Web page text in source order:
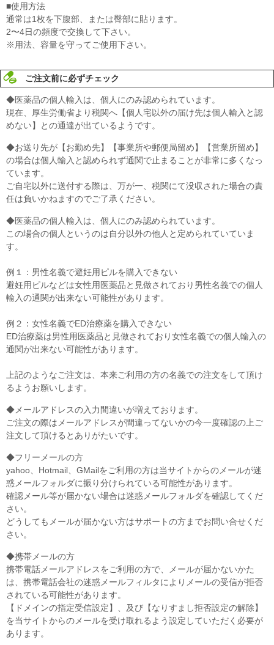
■使用方法
通常は1枚を下腹部、または臀部に貼ります。
2〜4日の頻度で交換して下さい。
※用法、容量を守ってご使用下さい。
ご注文前に必ずチェック
◆医薬品の個人輸入は、個人にのみ認められています。
現在、厚生労働省より税関へ【個人宅以外の届け先は個人輸入と認
めない】との通達が出ているようです。
◆お送り先が【お勤め先】【事業所や郵便局留め】【営業所留め】
の場合は個人輸入と認められず通関で止まることが非常に多くなっ
ています。
ご自宅以外に送付する際は、万が一、税関にて没収された場合の責
任は負いかねますのでご了承ください。
◆医薬品の個人輸入は、個人にのみ認められています。
この場合の個人というのは自分以外の他人と定められていていま
す。
例１：男性名義で避妊用ピルを購入できない
避妊用ピルなどは女性用医薬品と見做されており男性名義での個人
輸入の通関が出来ない可能性があります。
例２：女性名義でED治療薬を購入できない
ED治療薬は男性用医薬品と見做されており女性名義での個人輸入の
通関が出来ない可能性があります。
上記のようなご注文は、本来ご利用の方の名義での注文をして頂け
るようお願いします。
◆メールアドレスの入力間違いが増えております。
ご注文の際はメールアドレスが間違ってないかの今一度確認の上ご
注文して頂けるとありがたいです。
◆フリーメールの方
yahoo、Hotmail、GMailをご利用の方は当サイトからのメールが迷
惑メールフォルダに振り分けられている可能性があります。
確認メール等が届かない場合は迷惑メールフォルダを確認してくだ
さい。
どうしてもメールが届かない方はサポートの方までお問い合せくだ
さい。
◆携帯メールの方
携帯電話メールアドレスをご利用の方で、メールが届かないかた
は、携帯電話会社の迷惑メールフィルタによりメールの受信が拒否
されている可能性があります。
【ドメインの指定受信設定】、及び【なりすまし拒否設定の解除】
を当サイトからのメールを受け取れるよう設定していただく必要が
あります。